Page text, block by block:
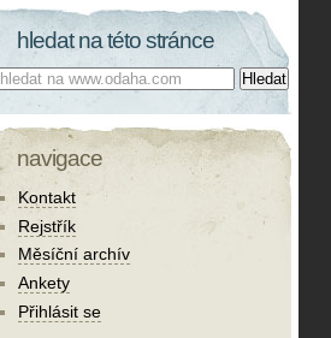
hledat na této stránce
Co hledat:
navigace
Kontakt
Rejstřík
Měsíční archív
Ankety
Přihlásit se